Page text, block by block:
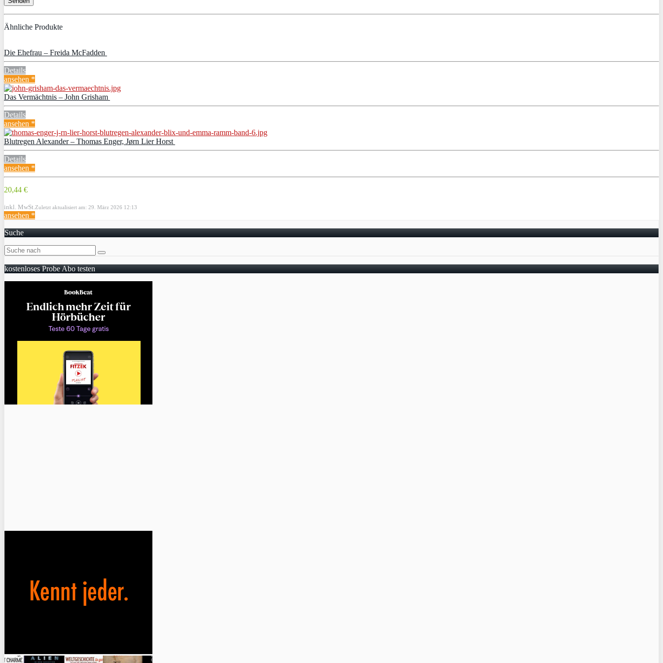
Ähnliche Produkte
Die Ehefrau – Freida McFadden
Details
ansehen *
Das Vermächtnis – John Grisham
Details
ansehen *
Blutregen Alexander – Thomas Enger, Jørn Lier Horst
Details
ansehen *
20,44 €
inkl. MwSt. Zuletzt aktualisiert am: 29. März 2026 12:13
ansehen *
Suche
kostenloses Probe Abo testen